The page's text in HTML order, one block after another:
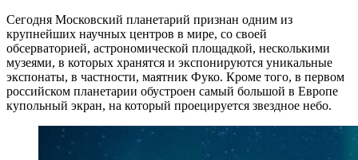
Сегодня Московский планетарий признан одним из
крупнейших научных центров в мире, со своей
обсерваторией, астрономической площадкой, несколькими
музеями, в которых хранятся и экспонируются уникальные
экспонаты, в частности, маятник Фуко. Кроме того, в первом
российском планетарии обустроен самый большой в Европе
купольный экран, на который проецируется звездное небо.